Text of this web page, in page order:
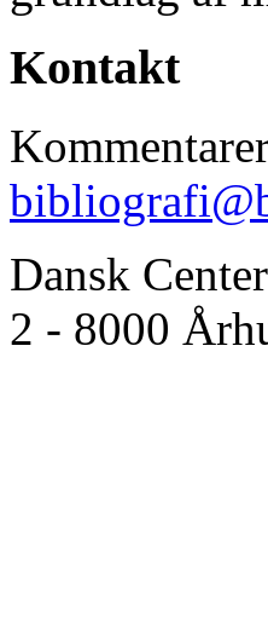
Kontakt
Dansk
2 - 8000